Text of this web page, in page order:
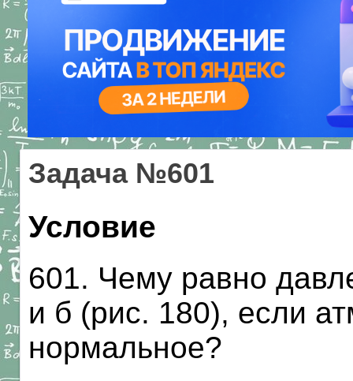
Задача №601
Условие
601. Чему равно
и б (рис. 180), если
нормальное?